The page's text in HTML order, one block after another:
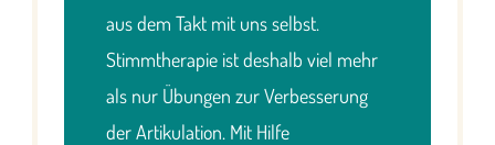
aus dem Takt mit uns selbst.
Stimmtherapie ist deshalb viel mehr
als nur Übungen zur Verbesserung
der Artikulation. Mit Hilfe